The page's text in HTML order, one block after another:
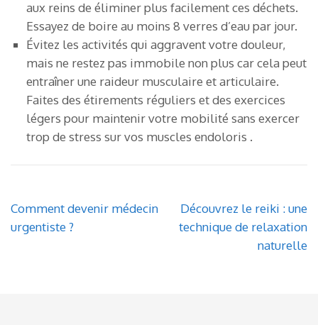
aux reins de éliminer plus facilement ces déchets.
Essayez de boire au moins 8 verres d’eau par jour.
Évitez les activités qui aggravent votre douleur,
mais ne restez pas immobile non plus car cela peut
entraîner une raideur musculaire et articulaire.
Faites des étirements réguliers et des exercices
légers pour maintenir votre mobilité sans exercer
trop de stress sur vos muscles endoloris .
Post
navigation
Comment devenir médecin
urgentiste ?
Découvrez le reiki : une
technique de relaxation
naturelle